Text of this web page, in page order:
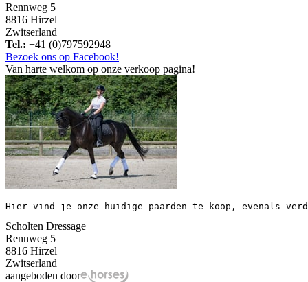
Rennweg 5
8816 Hirzel
Zwitserland
Tel.: +41 (0)797592948
Bezoek ons op Facebook!
Van harte welkom op onze verkoop pagina!
Hier vind je onze huidige paarden te koop, evenals
Scholten Dressage
Rennweg 5
8816 Hirzel
Zwitserland
aangeboden door